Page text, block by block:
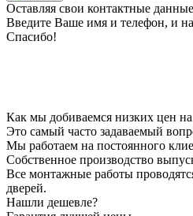
Оставляя свои контактные
Введите Ваше имя и телефон, и
Спасибо!
Как мы добиваемся низких цен
Это самый часто задаваемый
Мы работаем на постоянного
Собственное производство
Все монтажные работы
дверей.
Нашли дешевле?